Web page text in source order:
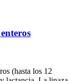
(hasta los 12